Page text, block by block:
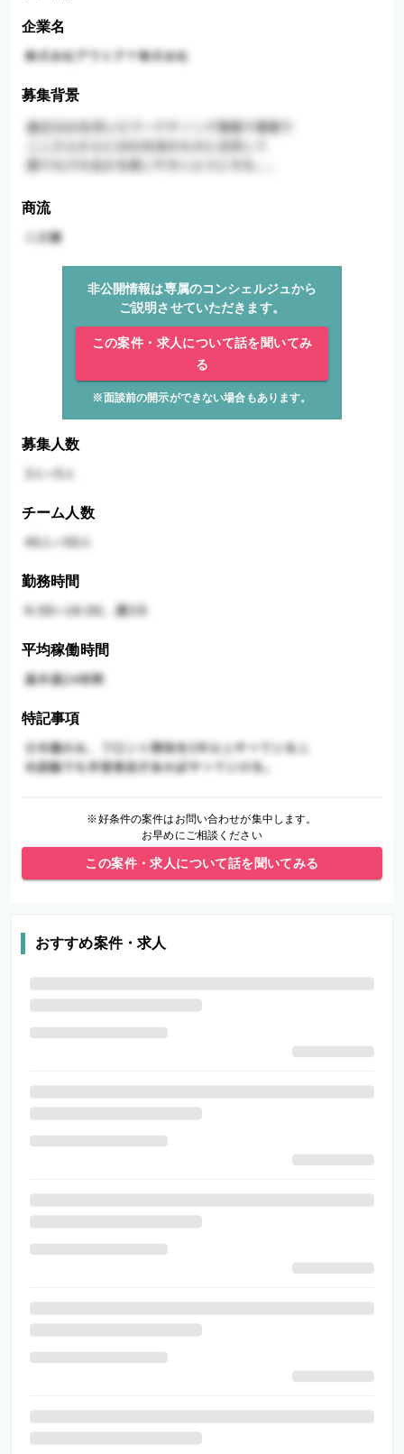
企業名
募集背景
商流
非公開情報は専属のコンシェルジュから
ご説明させていただきます。
この案件・求人について話を聞いてみ
る
※面談前の開示ができない場合もあります。
募集人数
チーム人数
勤務時間
平均稼働時間
特記事項
※好条件の案件はお問い合わせが集中します。
お早めにご相談ください
この案件・求人について話を聞いてみる
おすすめ案件・求人